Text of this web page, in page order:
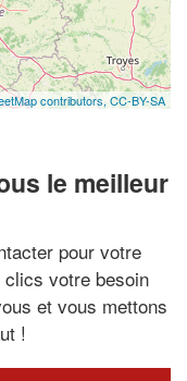
contributors, CC-BY-SA
le meilleur
pour votre
clics votre besoin
et vous mettons
!